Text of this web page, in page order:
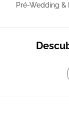
Pré-Wedding &